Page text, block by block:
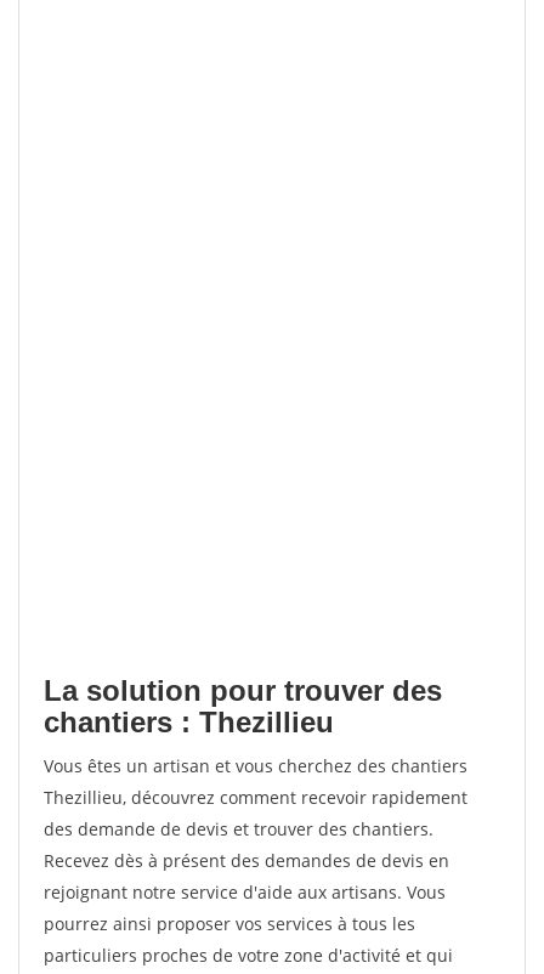
La solution pour trouver des
chantiers : Thezillieu
Vous êtes un artisan et vous cherchez des chantiers
Thezillieu, découvrez comment recevoir rapidement
des demande de devis et trouver des chantiers.
Recevez dès à présent des demandes de devis en
rejoignant notre service d'aide aux artisans. Vous
pourrez ainsi proposer vos services à tous les
particuliers proches de votre zone d'activité et qui